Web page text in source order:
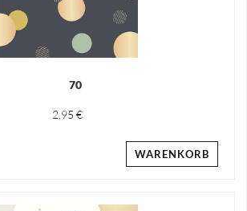
70
2,95 €
WARENKORB